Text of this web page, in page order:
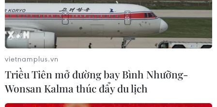
vietnamplus.vn
Triều Tiên mở đường bay Bình Nhưỡng-
Wonsan Kalma thúc đẩy du lịch